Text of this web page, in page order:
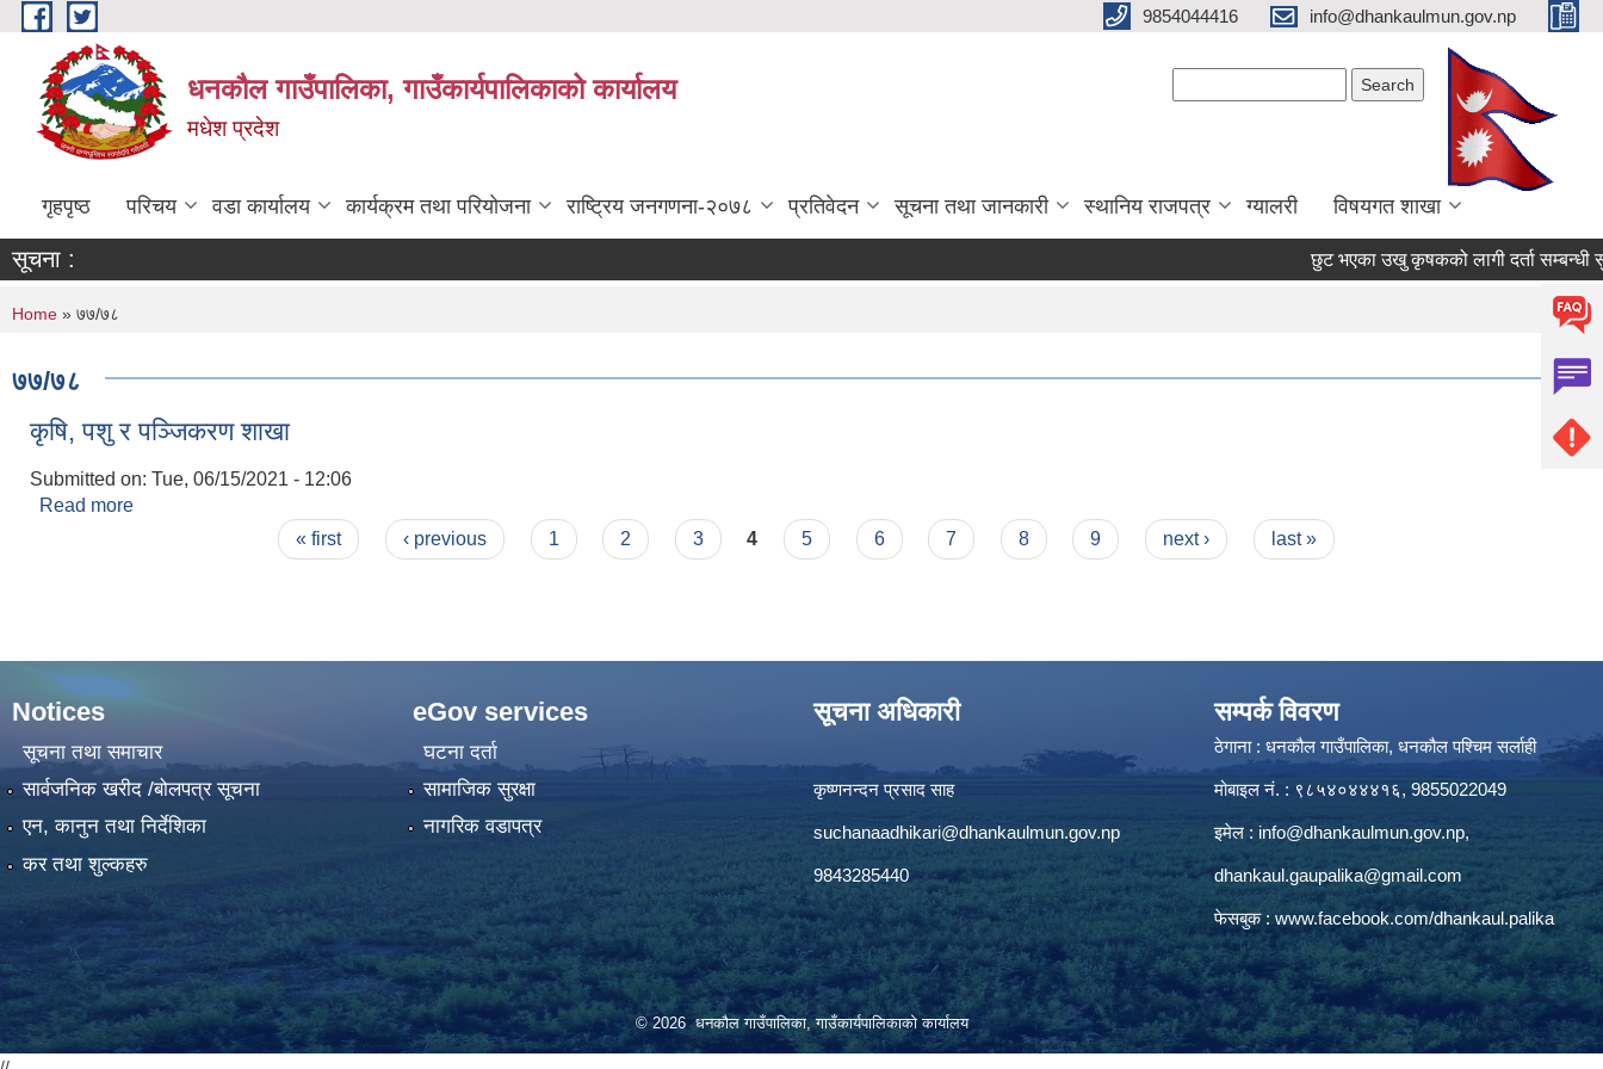
Skip to main content 9854044416 info@dhankaulmun.gov.np
धनकौल गाउँपालिका, गाउँकार्यपालिकाको कार्यालय
मधेश प्रदेश
गृहपृष्ठ परिचय वडा कार्यालय कार्यक्रम तथा परियोजना राष्ट्रिय जनगणना-२०७८ प्रतिवेदन सूचना तथा जानकारी स्थानिय राजपत्र ग्यालरी विषयगत शाखा
सूचना : छुट भएका उखु कृषकको लागी दर्ता सम्बन्धी
You are here
Home » ७७/७८
७७/७८
कृषि, पशु र पञ्जिकरण शाखा
Submitted on: Tue, 06/15/2021 - 12:06
Read more
« first ‹ previous 1 2 3 4 5 6 7 8 9 next › last »
Notices
सूचना तथा समाचार
सार्वजनिक खरीद /बोलपत्र सूचना
एन, कानुन तथा निर्देशिका
कर तथा शुल्कहरु
eGov services
घटना दर्ता
सामाजिक सुरक्षा
नागरिक वडापत्र
सूचना अधिकारी
कृष्णनन्दन प्रसाद साह
suchanaadhikari@dhankaulmun.gov.np
9843285440
सम्पर्क विवरण
ठेगाना : धनकौल गाउँपालिका, धनकौल पश्चिम सर्लाही
मोबाइल नं. : ९८५४०४४४१६, 9855022049
इमेल : info@dhankaulmun.gov.np,
dhankaul.gaupalika@gmail.com
फेसबुक : www.facebook.com/dhankaul.palika
© 2026 धनकौल गाउँपालिका, गाउँकार्यपालिकाको कार्यालय